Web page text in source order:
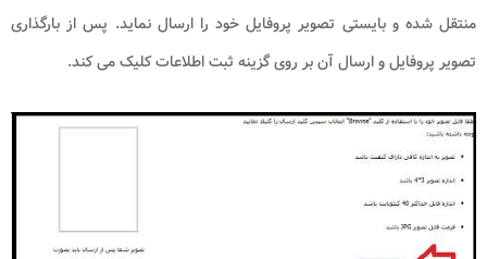
منتقل شده و بایستی تصویر پروفایل خود را ارسال نماید. پس از بارگذاری
تصویر پروفایل و ارسال آن بر روی گزینه ثبت اطلاعات کلیک می کند.